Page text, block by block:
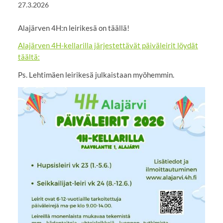
27.3.2026
Alajärven 4H:n leirikesä on täällä!
Alajärven 4H-kellarilla järjestettävät päiväleirit löydät
täältä:
Ps. Lehtimäen leirikesä julkaistaan myöhemmin.